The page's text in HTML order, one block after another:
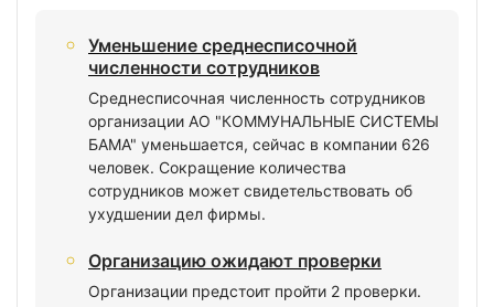
Уменьшение среднесписочной
численности сотрудников
Среднесписочная численность сотрудников
организации АО "КОММУНАЛЬНЫЕ СИСТЕМЫ
БАМА" уменьшается, сейчас в компании 626
человек. Сокращение количества
сотрудников может свидетельствовать об
ухудшении дел фирмы.
Организацию ожидают проверки
Организации предстоит пройти 2 проверки.